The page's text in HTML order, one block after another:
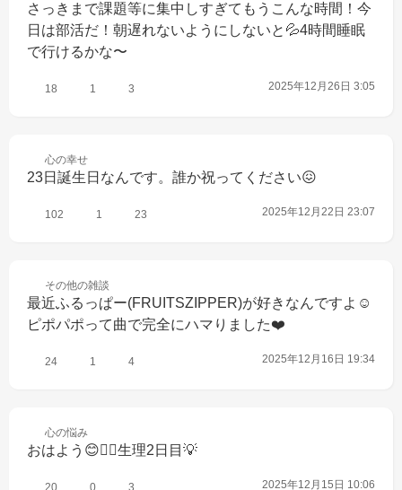
さっきまで課題等に集中しすぎてもうこんな時間！今
日は部活だ！朝遅れないようにしないと💦4時間睡眠
で行けるかな〜
18 1 3 2025年12月26日 3:05
心の幸せ
23日誕生日なんです。誰か祝ってください😖
102 1 23 2025年12月22日 23:07
その他の雑談
最近ふるっぱー(FRUITSZIPPER)が好きなんですよ☺️
ピポパポって曲で完全にハマりました❤️
24 1 4 2025年12月16日 19:34
心の悩み
おはよう😊👍🏽生理2日目💡
20 0 3 2025年12月15日 10:06